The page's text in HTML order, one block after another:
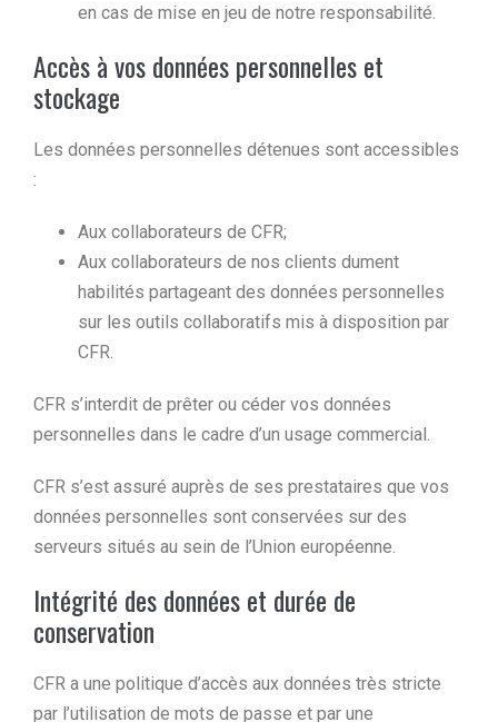
en cas de mise en jeu de notre responsabilité.
Accès à vos données personnelles et
stockage
Les données personnelles détenues sont accessibles
:
Aux collaborateurs de CFR;
Aux collaborateurs de nos clients dument
habilités partageant des données personnelles
sur les outils collaboratifs mis à disposition par
CFR.
CFR s’interdit de prêter ou céder vos données
personnelles dans le cadre d’un usage commercial.
CFR s’est assuré auprès de ses prestataires que vos
données personnelles sont conservées sur des
serveurs situés au sein de l’Union européenne.
Intégrité des données et durée de
conservation
CFR a une politique d’accès aux données très stricte
par l’utilisation de mots de passe et par une